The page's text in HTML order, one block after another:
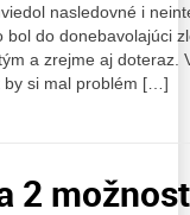
nasledovné i
do donebavolajúci
a zrejme aj doteraz.
by si mal problém […]
2